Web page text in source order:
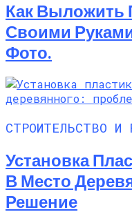
Как Выложить
Своими
Фото.
СТРОИТЕЛЬСТВО И
Установка
В Место
Решение